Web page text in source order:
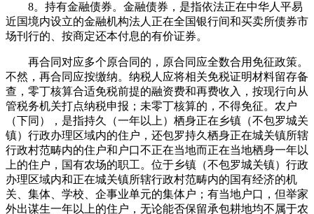
8。持有金融债券。金融债券，是指依法正在中华人平易
近国境内设立的金融机构法人正在全国银行间和买卖所债券市
场刊行的、按商定还本付息的有价证券。
再合同对应多个原合同的，原合同应全数合用免征政策。
不然，再合同应按缴纳。纳税人应将相关免税证明材料留存备
查，零丁核算合适免税前提的融资费和再费收入，按现行向从
管税务机关打点纳税申报；未零丁核算的，不得免征。农户
（下同），是指持久（一年以上）栖身正在乡镇（不包罗城关
镇）行政办理区域内的住户，还包罗持久栖身正在城关镇所辖
行政村范畴内的住户和户口不正在当地而正在当地栖身一年以
上的住户，国有农场的职工。位于乡镇（不包罗城关镇）行政
办理区域内和正在城关镇所辖行政村范畴内的国有经济的机
关、集体、学校、企事业单元的集体户；有当地户口，但举家
外出谋生一年以上的住户，无论能否保留承包耕地均不属于农